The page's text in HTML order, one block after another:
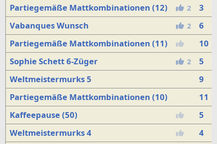
Partiegemäße Mattkombinationen (12)
2
3
Vabanques Wunsch
2
6
Partiegemäße Mattkombinationen (11)
10
Sophie Schett 6-Züger
2
5
Weltmeistermurks 5
9
Partiegemäße Mattkombinationen (10)
11
Kaffeepause (50)
5
Weltmeistermurks 4
4